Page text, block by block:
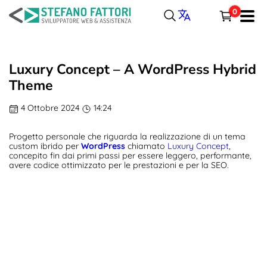
contenuto
0
Spedizione, tasse e sconti sono calcolati alla cassa.
CASSA CARRELLO
Menu
WORDPRESS
PORTFOLIO
ARTICOLI
Luxury Concept – A WordPress Hybrid
Theme
4 Ottobre 2024 14:24
Progetto personale che riguarda la realizzazione di un tema
custom ibrido per WordPress chiamato Luxury Concept,
concepito fin dai primi passi per essere leggero, performante,
avere codice ottimizzato per le prestazioni e per la SEO.